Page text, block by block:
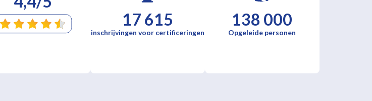
17 615
inschrijvingen voor certificeringen
138 000
Opgeleide personen